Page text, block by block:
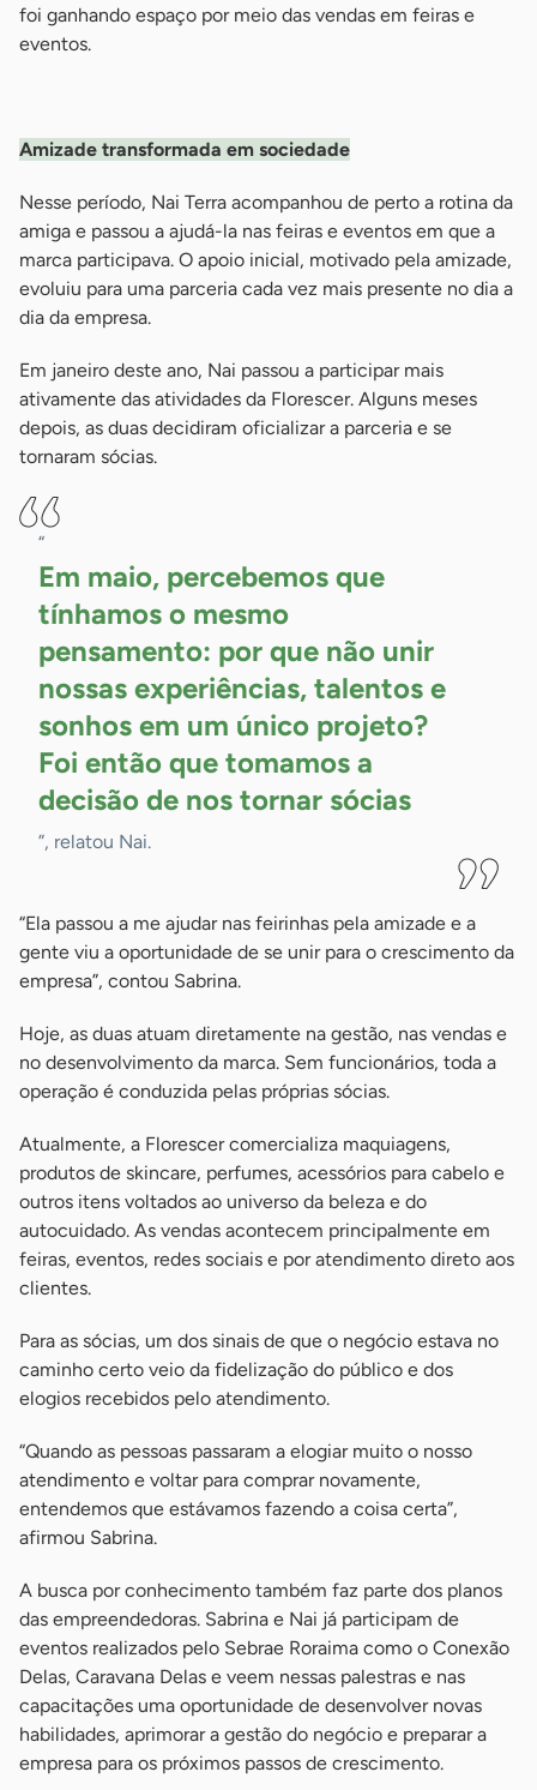
foi ganhando espaço por meio das vendas em feiras e
eventos.
Amizade transformada em sociedade
Nesse período, Nai Terra acompanhou de perto a rotina da
amiga e passou a ajudá-la nas feiras e eventos em que a
marca participava. O apoio inicial, motivado pela amizade,
evoluiu para uma parceria cada vez mais presente no dia a
dia da empresa.
Em janeiro deste ano, Nai passou a participar mais
ativamente das atividades da Florescer. Alguns meses
depois, as duas decidiram oficializar a parceria e se
tornaram sócias.
“
Em maio, percebemos que
tínhamos o mesmo
pensamento: por que não unir
nossas experiências, talentos e
sonhos em um único projeto?
Foi então que tomamos a
decisão de nos tornar sócias
”, relatou Nai.
“Ela passou a me ajudar nas feirinhas pela amizade e a
gente viu a oportunidade de se unir para o crescimento da
empresa”, contou Sabrina.
Hoje, as duas atuam diretamente na gestão, nas vendas e
no desenvolvimento da marca. Sem funcionários, toda a
operação é conduzida pelas próprias sócias.
Atualmente, a Florescer comercializa maquiagens,
produtos de skincare, perfumes, acessórios para cabelo e
outros itens voltados ao universo da beleza e do
autocuidado. As vendas acontecem principalmente em
feiras, eventos, redes sociais e por atendimento direto aos
clientes.
Para as sócias, um dos sinais de que o negócio estava no
caminho certo veio da fidelização do público e dos
elogios recebidos pelo atendimento.
“Quando as pessoas passaram a elogiar muito o nosso
atendimento e voltar para comprar novamente,
entendemos que estávamos fazendo a coisa certa”,
afirmou Sabrina.
A busca por conhecimento também faz parte dos planos
das empreendedoras. Sabrina e Nai já participam de
eventos realizados pelo Sebrae Roraima como o Conexão
Delas, Caravana Delas e veem nessas palestras e nas
capacitações uma oportunidade de desenvolver novas
habilidades, aprimorar a gestão do negócio e preparar a
empresa para os próximos passos de crescimento.